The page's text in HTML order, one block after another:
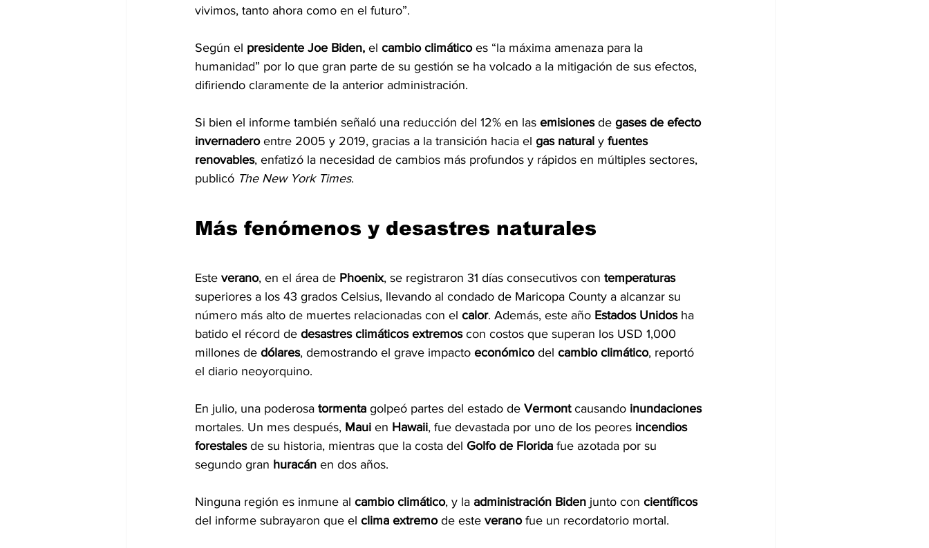
vivimos, tanto ahora como en el futuro”.
Según el presidente Joe Biden, el cambio climático es “la máxima amenaza para la
humanidad” por lo que gran parte de su gestión se ha volcado a la mitigación de sus efectos,
difiriendo claramente de la anterior administración.
Si bien el informe también señaló una reducción del 12% en las emisiones de gases de efecto
invernadero entre 2005 y 2019, gracias a la transición hacia el gas natural y fuentes
renovables, enfatizó la necesidad de cambios más profundos y rápidos en múltiples sectores,
publicó The New York Times.
Más fenómenos y desastres naturales
Este verano, en el área de Phoenix, se registraron 31 días consecutivos con temperaturas
superiores a los 43 grados Celsius, llevando al condado de Maricopa County a alcanzar su
número más alto de muertes relacionadas con el calor. Además, este año Estados Unidos ha
batido el récord de desastres climáticos extremos con costos que superan los USD 1,000
millones de dólares, demostrando el grave impacto económico del cambio climático, reportó
el diario neoyorquino.
En julio, una poderosa tormenta golpeó partes del estado de Vermont causando inundaciones
mortales. Un mes después, Maui en Hawaii, fue devastada por uno de los peores incendios
forestales de su historia, mientras que la costa del Golfo de Florida fue azotada por su
segundo gran huracán en dos años.
Ninguna región es inmune al cambio climático, y la administración Biden junto con científicos
del informe subrayaron que el clima extremo de este verano fue un recordatorio mortal.